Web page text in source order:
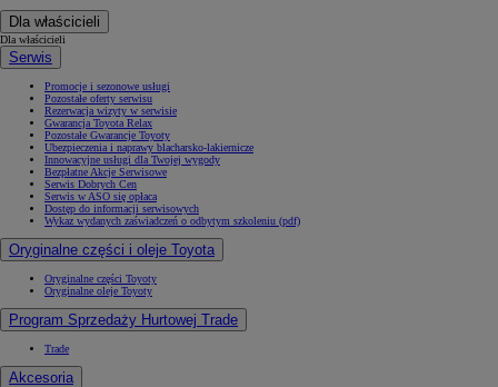
Dla właścicieli
Dla właścicieli
Serwis
Promocje i sezonowe usługi
Pozostałe oferty serwisu
Rezerwacja wizyty w serwisie
Gwarancja Toyota Relax
Pozostałe Gwarancje Toyoty
Ubezpieczenia i naprawy blacharsko-lakiernicze
Innowacyjne usługi dla Twojej wygody
Bezpłatne Akcje Serwisowe
Serwis Dobrych Cen
Serwis w ASO się opłaca
Dostęp do informacji serwisowych
Wykaz wydanych zaświadczeń o odbytym szkoleniu (pdf)
Oryginalne części i oleje Toyota
Oryginalne części Toyoty
Oryginalne oleje Toyoty
Program Sprzedaży Hurtowej Trade
Trade
Akcesoria